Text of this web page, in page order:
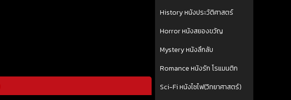
History หนังประวัติศาสตร์
Horror หนังสยองขวัญ
Mystery หนังลึกลับ
Romance หนังรัก โรแมนติก
Sci-Fi หนังไซไฟ(วิทยาศาสตร์)